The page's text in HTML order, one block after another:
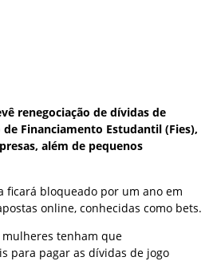
renegociação de dívidas de
Financiamento Estudantil (Fies),
além de pequenos
ficará bloqueado por um ano em
online, conhecidas como bets.
mulheres tenham que
para pagar as dívidas de jogo